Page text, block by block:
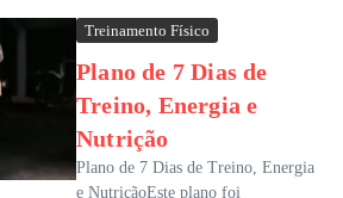
Treinamento Físico
Plano de 7 Dias de
Treino, Energia e
Nutrição
Plano de 7 Dias de Treino, Energia
e NutriçãoEste plano foi